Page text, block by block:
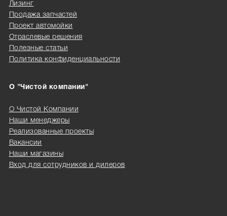
Лизинг
Продажа запчастей
Проект автомойки
Отраслевые решения
Полезные статьи
Политика конфиденциальности
О "Чистой компании"
О Чистой Компании
Наши менеджеры
Реализованные проекты
Вакансии
Наши магазины
Вход для сотрудников и дилеров